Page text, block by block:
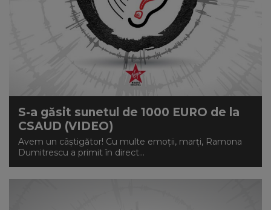
S-a găsit sunetul de 1000 EURO de la
CSAUD (VIDEO)
Avem un câștigător! Cu multe emoții, marți, Ramona
Dumitrescu a primit în direct...